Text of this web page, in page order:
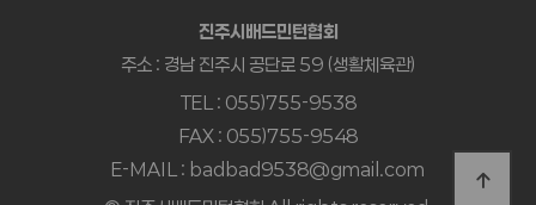
진주시배드민턴협회
주소 : 경남 진주시 공단로 59 (생활체육관)
TEL : 055)755-9538
FAX : 055)755-9548
E-MAIL : badbad9538@gmail.com